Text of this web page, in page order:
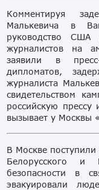
Комментируя
Малькевича в
руководство США
журналистов на
заявили в
дипломатов,
журналиста
свидетельством
российскую прессу
вызывает у Москвы
В Москве
Белорусского и
безопасности в
эвакуировали